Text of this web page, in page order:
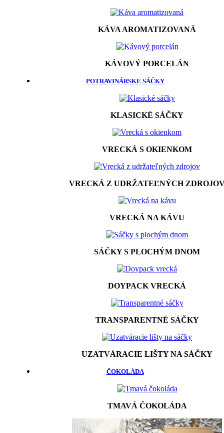
KÁVA AROMATIZOVANÁ
KÁVOVÝ PORCELÁN
POTRAVINÁRSKE SÁČKY
KLASICKÉ SÁČKY
VRECKÁ S OKIENKOM
VRECKÁ Z UDRŽATEĽNÝCH
VRECKÁ NA KÁVU
SÁČKY S PLOCHÝM DNOM
DOYPACK VRECKÁ
TRANSPARENTNÉ SÁČKY
UZATVÁRACIE LIŠTY NA SÁČKY
ČOKOLÁDA
TMAVÁ ČOKOLÁDA